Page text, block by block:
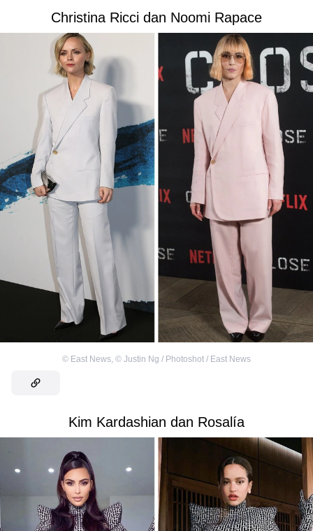
Christina Ricci dan Noomi Rapace
© East News © Justin Ng / Photoshot / East News
Kim Kardashian dan Rosalía